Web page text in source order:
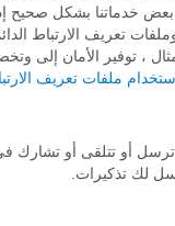
خدماتنا بشكل صحيح
تعريف الارتباط
، توفير الأمان إلى
ملفات تعريف
أو تتلقى أو تشارك في
لك تذكيرات.